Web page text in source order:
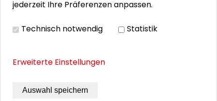
Schader-Festival 2026
25. Runder Tisch Wissenschaftsstadt Darmstadt
Flyer Kollapsologie Workshop 3
jederzeit Ihre Präferenzen anpassen.
Technisch notwendig Statistik
Erweiterte Einstellungen
Auswahl speichern